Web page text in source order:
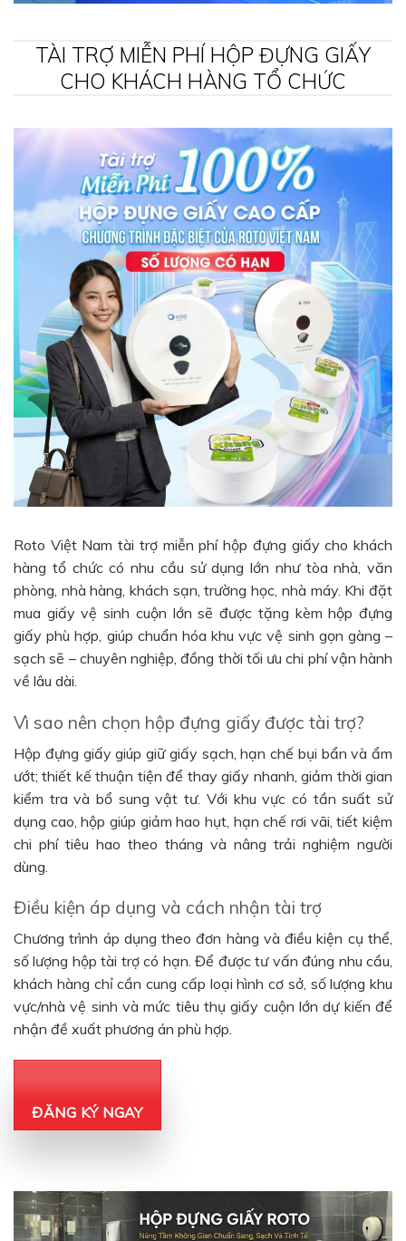
TÀI TRỢ MIỄN PHÍ HỘP ĐỰNG GIẤY
CHO KHÁCH HÀNG TỔ CHỨC
Roto Việt Nam tài trợ miễn phí hộp đựng giấy cho khách
hàng tổ chức có nhu cầu sử dụng lớn như tòa nhà, văn
phòng, nhà hàng, khách sạn, trường học, nhà máy. Khi đặt
mua giấy vệ sinh cuộn lớn sẽ được tặng kèm hộp đựng
giấy phù hợp, giúp chuẩn hóa khu vực vệ sinh gọn gàng –
sạch sẽ – chuyên nghiệp, đồng thời tối ưu chi phí vận hành
về lâu dài.
Vì sao nên chọn hộp đựng giấy được tài trợ?
Hộp đựng giấy giúp giữ giấy sạch, hạn chế bụi bẩn và ẩm
ướt; thiết kế thuận tiện để thay giấy nhanh, giảm thời gian
kiểm tra và bổ sung vật tư. Với khu vực có tần suất sử
dụng cao, hộp giúp giảm hao hụt, hạn chế rơi vãi, tiết kiệm
chi phí tiêu hao theo tháng và nâng trải nghiệm người
dùng.
Điều kiện áp dụng và cách nhận tài trợ
Chương trình áp dụng theo đơn hàng và điều kiện cụ thể,
số lượng hộp tài trợ có hạn. Để được tư vấn đúng nhu cầu,
khách hàng chỉ cần cung cấp loại hình cơ sở, số lượng khu
vực/nhà vệ sinh và mức tiêu thụ giấy cuộn lớn dự kiến để
nhận đề xuất phương án phù hợp.
ĐĂNG KÝ NGAY